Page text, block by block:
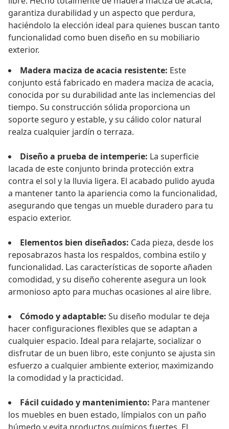
garantiza durabilidad y un aspecto que perdura,
haciéndolo la elección ideal para quienes buscan tanto
funcionalidad como buen diseño en su mobiliario
exterior.
Madera maciza de acacia resistente: Este
conjunto está fabricado en madera maciza de acacia,
conocida por su durabilidad ante las inclemencias del
tiempo. Su construcción sólida proporciona un
soporte seguro y estable, y su cálido color natural
realza cualquier jardín o terraza.
Diseño a prueba de intemperie: La superficie
lacada de este conjunto brinda protección extra
contra el sol y la lluvia ligera. El acabado pulido ayuda
a mantener tanto la apariencia como la funcionalidad,
asegurando que tengas un mueble duradero para tu
espacio exterior.
Elementos bien diseñados: Cada pieza, desde los
reposabrazos hasta los respaldos, combina estilo y
funcionalidad. Las características de soporte añaden
comodidad, y su diseño coherente asegura un look
armonioso apto para muchas ocasiones al aire libre.
Cómodo y adaptable: Su diseño modular te deja
hacer configuraciones flexibles que se adaptan a
cualquier espacio. Ideal para relajarte, socializar o
disfrutar de un buen libro, este conjunto se ajusta sin
esfuerzo a cualquier ambiente exterior, maximizando
la comodidad y la practicidad.
Fácil cuidado y mantenimiento: Para mantener
los muebles en buen estado, límpialos con un paño